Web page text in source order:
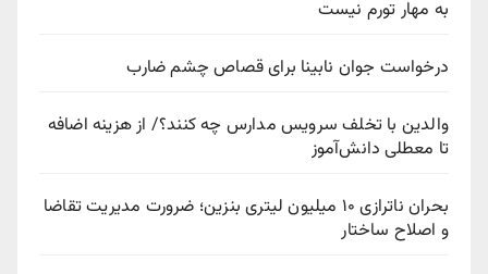
به مهار تورم نیست
درخواست جوان نابینا برای قصاص چشم ضارب
والدین با تخلف سرویس مدارس چه کنند؟/ از هزینه اضافه
تا معطلی دانش‌آموز
بحران ناترازی ۱۰ میلیون لیتری بنزین؛ ضرورت مدیریت تقاضا
و اصلاح ساختار